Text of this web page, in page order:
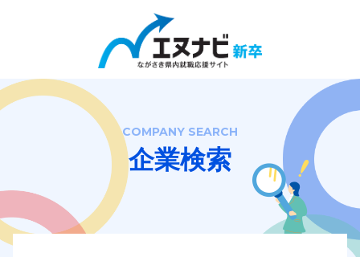
エヌナビ新卒の使い方
会社説明会検索
インターンシップ&キャリア検索
COMPANY SEARCH
企業検索